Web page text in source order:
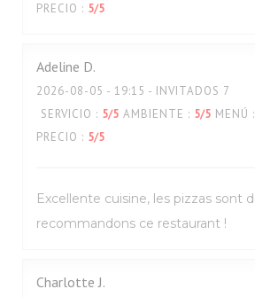
PRECIO : 5/5
Adeline D
2026-08-05 - 19:15 - INVITADOS 7
SERVICIO : 5/5 AMBIENTE : 5/5 MENÚ :
PRECIO : 5/5
Excellente cuisine, les pizzas sont
recommandons ce restaurant !
Charlotte J